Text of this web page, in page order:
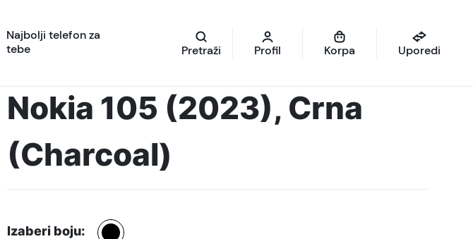
Najbolji telefon za
tebe
Pretraži Profil Korpa Uporedi
Nokia 105 (2023), Crna
(Charcoal)
Izaberi boju: